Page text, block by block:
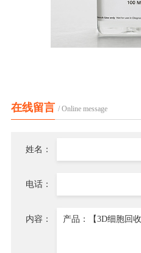
在线留言 / Online message
姓名：
电话：
内容：